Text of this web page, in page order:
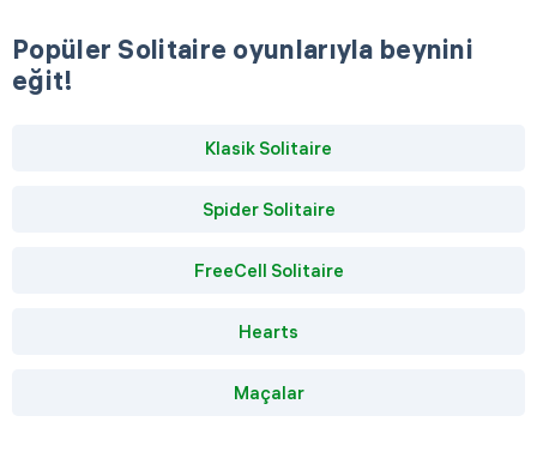
Popüler Solitaire oyunlarıyla beynini
eğit!
Klasik Solitaire
Spider Solitaire
FreeCell Solitaire
Hearts
Maçalar